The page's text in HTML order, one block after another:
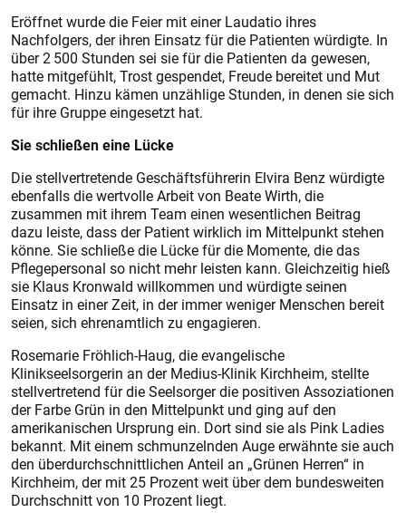
Eröffnet wurde die Feier mit einer Laudatio ihres
Nachfolgers, der ihren Einsatz für die Patienten würdigte. In
über 2 500 Stunden sei sie für die Patienten da gewesen,
hatte mitgefühlt, Trost gespendet, Freude bereitet und Mut
gemacht. Hinzu kämen unzählige Stunden, in denen sie sich
für ihre Gruppe eingesetzt hat.
Sie schließen eine Lücke
Die stellvertretende Geschäftsführerin Elvira Benz würdigte
ebenfalls die wertvolle Arbeit von Beate Wirth, die
zusammen mit ihrem Team einen wesentlichen Beitrag
dazu leiste, dass der Patient wirklich im Mittelpunkt stehen
könne. Sie schließe die Lücke für die Momente, die das
Pflegepersonal so nicht mehr leisten kann. Gleichzeitig hieß
sie Klaus Kronwald willkommen und würdigte seinen
Einsatz in einer Zeit, in der immer weniger Menschen bereit
seien, sich ehrenamtlich zu engagieren.
Rosemarie Fröhlich-Haug, die evangelische
Klinikseelsorgerin an der Medius-Klinik Kirchheim, stellte
stellvertretend für die Seelsorger die positiven Assoziationen
der Farbe Grün in den Mittelpunkt und ging auf den
amerikanischen Ursprung ein. Dort sind sie als Pink Ladies
bekannt. Mit einem schmunzelnden Auge erwähnte sie auch
den überdurchschnittlichen Anteil an „Grünen Herren“ in
Kirchheim, der mit 25 Prozent weit über dem bundesweiten
Durchschnitt von 10 Prozent liegt.